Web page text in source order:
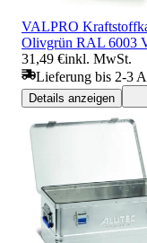
VALPRO
Olivgrün RAL 6003
31,49 €inkl. MwSt.
Lieferung bis 2-3
Details anzeigen